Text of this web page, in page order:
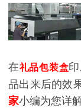
在礼品包装盒
品出来后的效
家小编为您详解